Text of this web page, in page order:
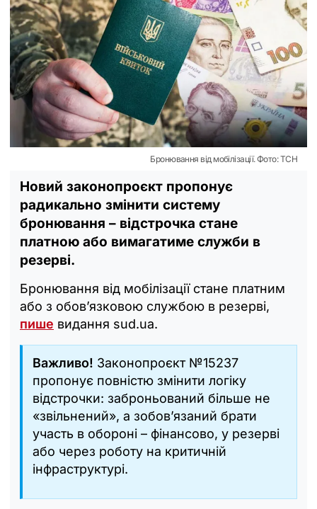
Бронювання від мобілізації. Фото: ТСН
Новий законопроєкт пропонує
радикально змінити систему
бронювання – відстрочка стане
платною або вимагатиме служби в
резерві.
Бронювання від мобілізації стане платним
або з обов’язковою службою в резерві,
пише видання sud.ua.
Важливо! Законопроєкт №15237
пропонує повністю змінити логіку
відстрочки: заброньований більше не
«звільнений», а зобов’язаний брати
участь в обороні – фінансово, у резерві
або через роботу на критичній
інфраструктурі.